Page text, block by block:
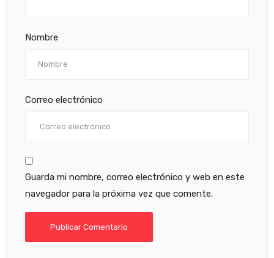
Nombre
Correo electrónico
Guarda mi nombre, correo electrónico y web en este
navegador para la próxima vez que comente.